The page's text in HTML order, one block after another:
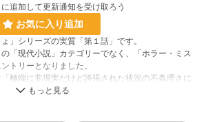
追加して更新通知を受け取ろう
お気に入り追加
」シリーズの実質「第１話」です。
「現代小説」カテゴリーでなく、「ホラー・ミス
トリーとなりました。
極端に非現実だけど誇張された状況の不条理さに
ますので、お母ちゃんの「かずみ」は浮遊霊キャ
てやってください！
エピソード１」から「エピソード３」まで公開し